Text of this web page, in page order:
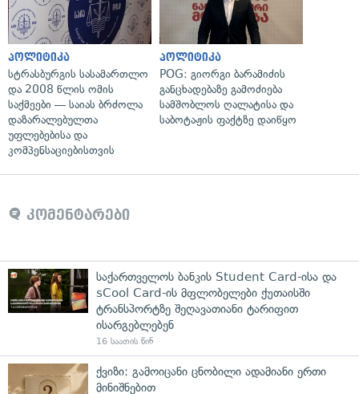
პოლიტიკა
სტრასბურგის სასამართლო
და 2008 წლის ომის
საქმეები — საიას ბრძოლა
დაზარალებულთა
უფლებებისა და
კომპენსაციებისთვის
პოლიტიკა
POG: გიორგი ბარამიძის
განცხადებაზე გამოძიება
სამშობლოს ღალატისა და
საბოტაჟის ფაქტზე დაიწყო
კომენტარები
საქართველოს ბანკის Student Card-ისა და
sCool Card-ის მფლობელები ქუთაისში
ტრანსპორტზე შეღავათიანი ტარიფით
ისარგებლებენ
16 საათის წინ
ქვიზი: გამოიცანი ცნობილი ადამიანი ერთი
მინიშნებით